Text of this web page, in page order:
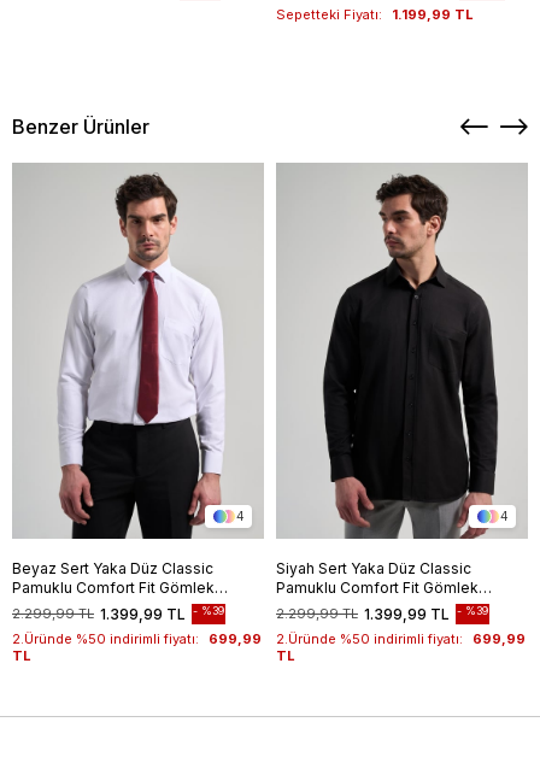
Sepetteki Fiyatı: 1.199,99 TL
Benzer Ürünler
4
Beyaz Sert Yaka Düz Classic
Pamuklu Comfort Fit Gömlek
1004250213 1.399,99 TL
2.299,99 TL %39
2.Üründe %50 indirimli fiyatı:
699,99
TL
4
Siyah Sert Yaka Düz Classic
Pamuklu Comfort Fit Gömlek
1004250213 1.399,99 TL
2.299,99 TL %39
2.Üründe %50 indirimli fiyatı:
699,99
TL